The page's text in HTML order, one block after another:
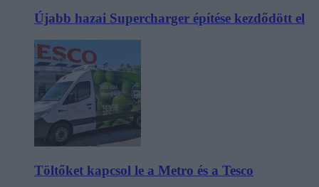
Újabb hazai Supercharger építése kezdődött el
Töltőket kapcsol le a Metro és a Tesco